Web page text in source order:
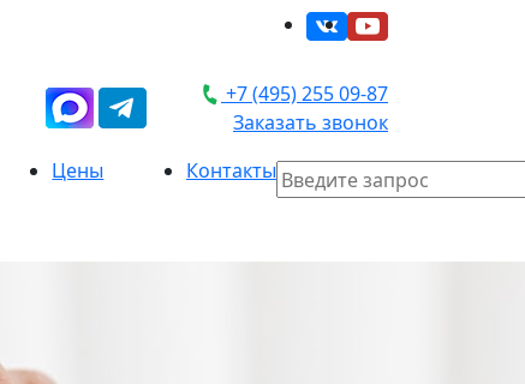
+7 (495) 255 09-87
Заказать звонок
Цены Контакты